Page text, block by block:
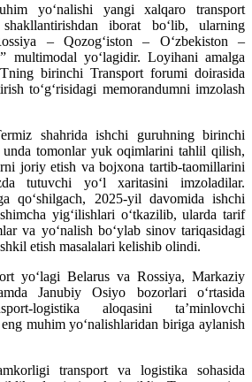
yo‘nalishi yangi xalqaro transport
iborat bo‘lib, ularning
– Qozog‘iston – O‘zbekiston –
multimodal yo‘lagidir. Loyihani amalga
birinchi Transport forumi doirasida
to‘g‘risidagi memorandumni imzolash
shahrida ishchi guruhning birinchi
unda tomonlar yuk oqimlarini tahlil qilish,
joriy etish va bojxona tartib-taomillarini
tutuvchi yo‘l xaritasini imzoladilar.
qo‘shilgach, 2025-yil davomida ishchi
yig‘ilishlari o‘tkazilib, ularda tarif
va yo‘nalish bo‘ylab sinov tariqasidagi
etish masalalari kelishib olindi.
yo‘lagi Belarus va Rossiya, Markaziy
Janubiy Osiyo bozorlari o‘rtasida
logistika aloqasini ta’minlovchi
muhim yo‘nalishlaridan biriga aylanish
transport va logistika sohasida